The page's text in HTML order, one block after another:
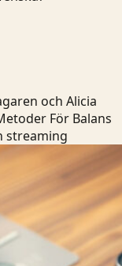
och Alicia
För Balans
streaming